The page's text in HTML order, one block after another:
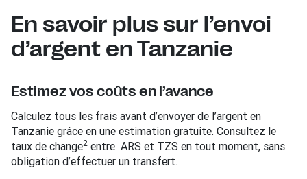
En savoir plus sur l’envoi
d’argent en Tanzanie
Estimez vos coûts en l’avance
Calculez tous les frais avant d’envoyer de l’argent en
Tanzanie grâce en une estimation gratuite. Consultez le
taux de change2 entre ARS et TZS en tout moment, sans
obligation d’effectuer un transfert.